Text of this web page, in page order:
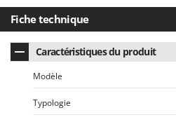
Shark
Silky
Simatech
Sirman
Skil
Smartwood
Fiche technique
Caractéristiques du produit
Modèle
Typologie